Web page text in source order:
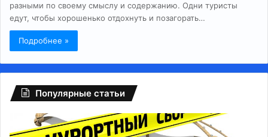
разными по своему смыслу и содержанию. Одни туристы
едут, чтобы хорошенько отдохнуть и позагорать…
Подробнее »
Популярные статьи
Регионам
разрешили